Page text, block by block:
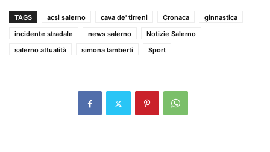
TAGS acsi salerno cava de' tirreni Cronaca
ginnastica
incidente stradale
news salerno
Notizie Salerno
salerno attualità
simona lamberti Sport